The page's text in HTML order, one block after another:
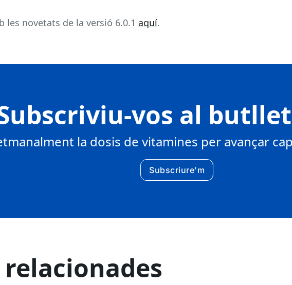
les novetats de la versió 6.0.1 aquí.
vos al
la dosis de vitamines per avançar
Subscriure'm